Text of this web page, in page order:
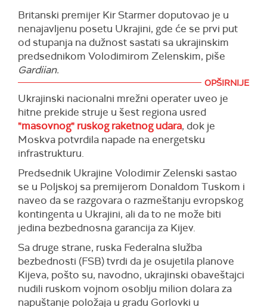
napada se dogodila na skladištu nafte u okrugu
Liskinski, gde je i izbio požar.
"Nema opasnosti po stanovništvo. Situacija neće
uticati na dostupnost goriva i maziva u regionu
Telegramu.
U ovom trenutku pojačane vatrogasne ekipe se
bore sa vatrom na nekoliko cisterni naftnog
skladišta, a u pomoć su im poslate i dodatne
snage, rekao je Gusev.
(Izvestija)
Britanski premijer Kir Starmer doputovao je u
nenajavljenu posetu Ukrajini, gde će se prvi put
od stupanja na dužnost sastati sa ukrajinskim
predsednikom Volodimirom Zelenskim, piše
Gardijan.
Navodi se da će dve države potpisati sporazum o
"stogodišnjem partnerstvu" za produbljivanje
postojećih odbrambenih odnosa, uz dalju vojnu
pomoć Kijevu usred zabrinutosti da bi Sjedinjene
Američke Države mogle da počnu da ukidaju
svoju podršku.
(Guardian)
OPŠIRNIJE
Ukrajinski nacionalni mrežni operater uveo je
hitne prekide struje u šest regiona usred
"masovnog" ruskog raketnog udara, dok je
Moskva potvrdila napade na energetsku
infrastrukturu.
Predsednik Ukrajine Volodimir Zelenski sastao
se u Poljskoj sa premijerom Donaldom Tuskom i
naveo da se razgovara o razmeštanju evropskog
kontingenta u Ukrajini, ali da to ne može biti
jedina bezbednosna garancija za Kijev.
Sa druge strane, ruska Federalna služba
bezbednosti (FSB) tvrdi da je osujetila planove
Kijeva, pošto su, navodno, ukrajinski obaveštajci
nudili ruskom vojnom osoblju milion dolara za
napuštanje položaja u gradu Gorlovki u